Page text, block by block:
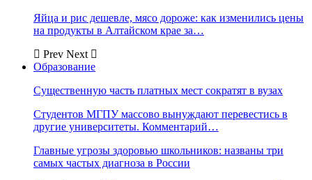
Яйца и рис дешевле, мясо дороже: как изменились цены
на продукты в Алтайском крае за…
Prev Next
Образование
Существенную часть платных мест сократят в вузах
Студентов МГПУ массово вынуждают перевестись в
другие университеты. Комментарий…
Главные угрозы здоровью школьников: названы три
самых частых диагноза в России